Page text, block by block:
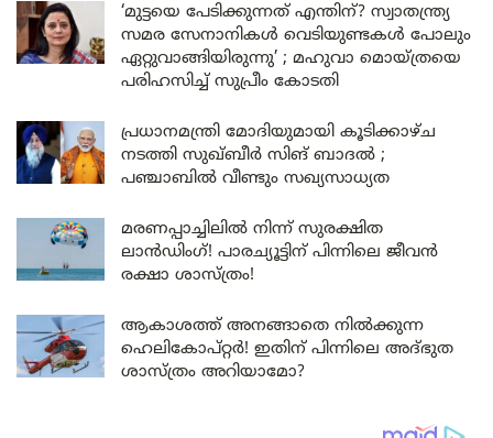
‘മുട്ടയെ പേടിക്കുന്നത് എന്തിന്? സ്വാതന്ത്ര്യ
സമര സേനാനികൾ വെടിയുണ്ടകൾ പോലും
ഏറ്റുവാങ്ങിയിരുന്നു’ ; മഹുവാ മൊയ്ത്രയെ
പരിഹസിച്ച് സുപ്രീം കോടതി
പ്രധാനമന്ത്രി മോദിയുമായി കൂടിക്കാഴ്ച
നടത്തി സുഖ്ബീർ സിങ് ബാദൽ ;
പഞ്ചാബിൽ വീണ്ടും സഖ്യസാധ്യത
മരണപ്പാച്ചിലിൽ നിന്ന് സുരക്ഷിത
ലാൻഡിംഗ്! പാരച്യൂട്ടിന് പിന്നിലെ ജീവൻ
രക്ഷാ ശാസ്ത്രം!
ആകാശത്ത് അനങ്ങാതെ നില്‍ക്കുന്ന
ഹെലികോപ്റ്റര്‍! ഇതിന് പിന്നിലെ അദ്ഭുത
ശാസ്ത്രം അറിയാമോ?